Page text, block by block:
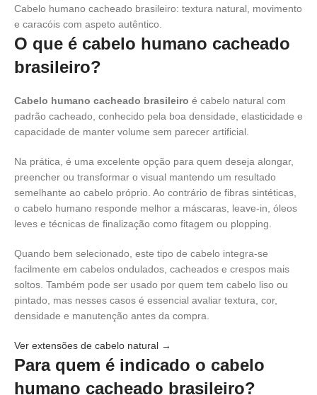
Cabelo humano cacheado brasileiro: textura natural, movimento
e caracóis com aspeto autêntico.
O que é cabelo humano cacheado
brasileiro?
Cabelo humano cacheado brasileiro é cabelo natural com
padrão cacheado, conhecido pela boa densidade, elasticidade e
capacidade de manter volume sem parecer artificial.
Na prática, é uma excelente opção para quem deseja alongar,
preencher ou transformar o visual mantendo um resultado
semelhante ao cabelo próprio. Ao contrário de fibras sintéticas,
o cabelo humano responde melhor a máscaras, leave-in, óleos
leves e técnicas de finalização como fitagem ou plopping.
Quando bem selecionado, este tipo de cabelo integra-se
facilmente em cabelos ondulados, cacheados e crespos mais
soltos. Também pode ser usado por quem tem cabelo liso ou
pintado, mas nesses casos é essencial avaliar textura, cor,
densidade e manutenção antes da compra.
Ver extensões de cabelo natural →
Para quem é indicado o cabelo
humano cacheado brasileiro?